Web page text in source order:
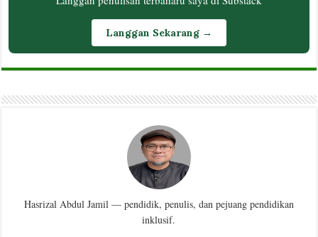
Langgan Sekarang →
Hasrizal Abdul Jamil — pendidik, penulis, dan pejuang pendidikan
inklusif.